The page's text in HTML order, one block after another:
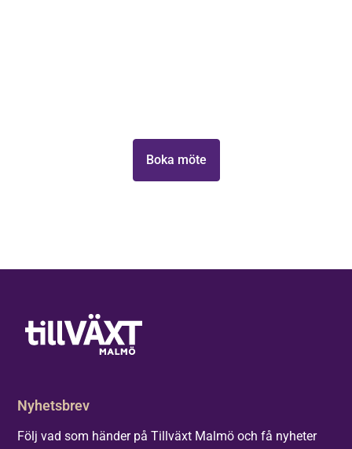
Boka möte
Nyhetsbrev
Följ vad som händer på Tillväxt Malmö och få nyheter